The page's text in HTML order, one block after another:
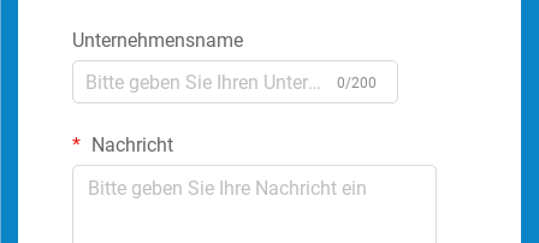
Unternehmensname
0/200
Nachricht